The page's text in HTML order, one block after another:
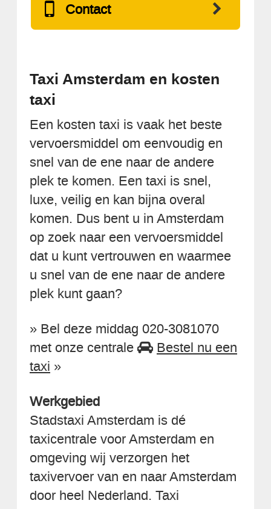
Contact
Taxi Amsterdam en kosten
taxi
Een kosten taxi is vaak het beste
vervoersmiddel om eenvoudig en
snel van de ene naar de andere
plek te komen. Een taxi is snel,
luxe, veilig en kan bijna overal
komen. Dus bent u in Amsterdam
op zoek naar een vervoersmiddel
dat u kunt vertrouwen en waarmee
u snel van de ene naar de andere
plek kunt gaan?
» Bel deze middag 020-3081070
met onze centrale
Bestel nu een
taxi »
Werkgebied
Stadstaxi Amsterdam is dé
taxicentrale voor Amsterdam en
omgeving wij verzorgen het
taxivervoer van en naar Amsterdam
door heel Nederland. Taxi